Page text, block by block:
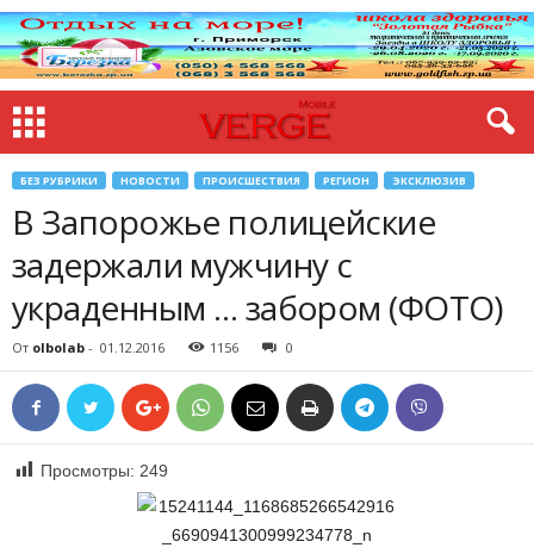
БЕЗ РУБРИКИ НОВОСТИ ПРОИСШЕСТВИЯ РЕГИОН ЭКСКЛЮЗИВ
В Запорожье полицейские
задержали мужчину с
украденным … забором (ФОТО)
От olbolab - 01.12.2016 1156 0
Просмотры: 249